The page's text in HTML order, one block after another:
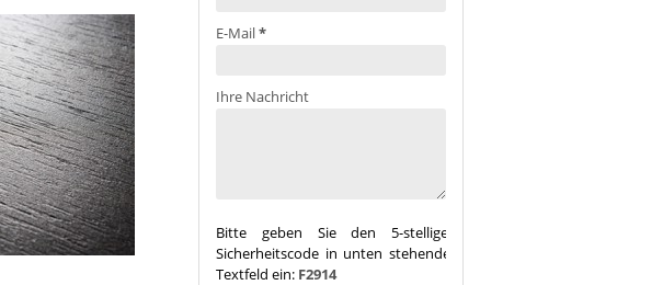
E-Mail*
Ihre Nachricht
Bitte geben Sie den 5-stelligen
Sicherheitscode in unten stehendes
Textfeld ein: F2914